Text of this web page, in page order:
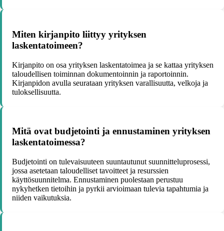
Miten kirjanpito liittyy yrityksen
laskentatoimeen?
Kirjanpito on osa yrityksen laskentatoimea ja se kattaa yrityksen
taloudellisen toiminnan dokumentoinnin ja raportoinnin.
Kirjanpidon avulla seurataan yrityksen varallisuutta, velkoja ja
tuloksellisuutta.
Mitä ovat budjetointi ja ennustaminen yrityksen
laskentatoimessa?
Budjetointi on tulevaisuuteen suuntautunut suunnitteluprosessi,
jossa asetetaan taloudelliset tavoitteet ja resurssien
käyttösuunnitelma. Ennustaminen puolestaan perustuu
nykyhetken tietoihin ja pyrkii arvioimaan tulevia tapahtumia ja
niiden vaikutuksia.